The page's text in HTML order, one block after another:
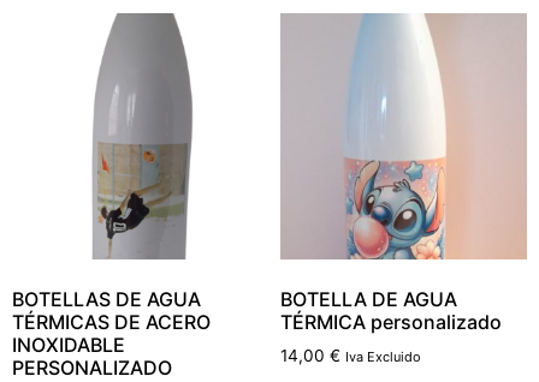
BOTELLAS DE AGUA
TÉRMICAS DE ACERO
INOXIDABLE
PERSONALIZADO
BOTELLA DE AGUA
TÉRMICA personalizado
14,00 € Iva Excluido